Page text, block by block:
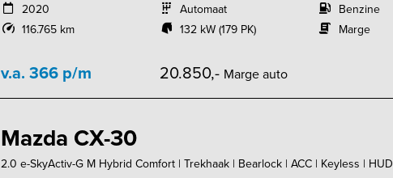
2020
116.765 km
Automaat
132 kW (179 PK)
Benzine
Marge
v.a. 366 p/m 20.850,- Marge auto
Mazda CX-30
2.0 e-SkyActiv-G M Hybrid Comfort | Trekhaak | Bearlock | ACC | Keyless | HUD